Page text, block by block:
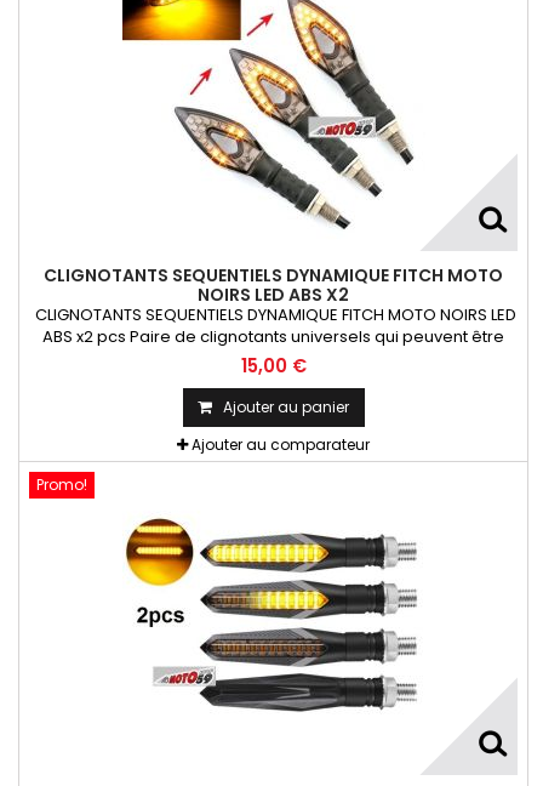
CLIGNOTANTS SEQUENTIELS DYNAMIQUE FITCH MOTO
NOIRS LED ABS X2
CLIGNOTANTS SEQUENTIELS DYNAMIQUE FITCH MOTO NOIRS LED
ABS x2 pcs Paire de clignotants universels qui peuvent être
adaptables sur toutes motos ou scooters
15,00 €
Ajouter au panier
Ajouter au comparateur
Promo!